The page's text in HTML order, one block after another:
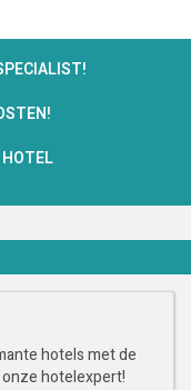
hotels met de
hotelexpert!